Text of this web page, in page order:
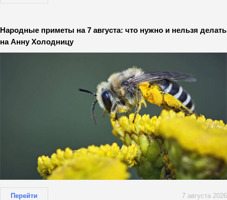
Народные приметы на 7 августа: что нужно и нельзя делать
на Анну Холодницу
Перейти 7 августа 2026